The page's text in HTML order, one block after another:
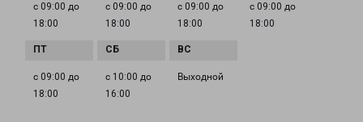
с 09:00 до
18:00
с 09:00 до
18:00
с 09:00 до
18:00
с 09:00 до
18:00
с 09:00 до
18:00
с 10:00 до
16:00
Выходной